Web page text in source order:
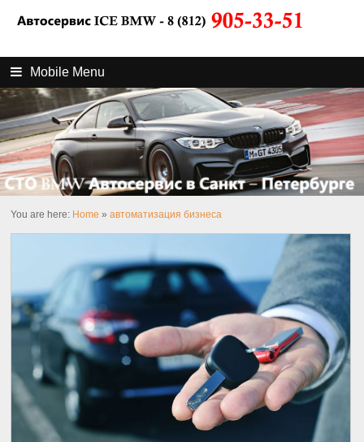
Mobile Menu
You are here: Home »автоматизация бизнеса